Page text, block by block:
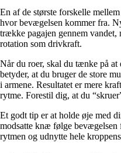
En af de største forskelle
hvor bevægelsen kommer fra.
trække pagajen gennem vandet,
rotation som drivkraft.
Når du roer, skal du tænke på
betyder, at du bruger de store
i armene. Resultatet er mere
rytme. Forestil dig, at du
Et godt tip er at holde øje med
modsatte knæ følge
rytmen og udnytte hele